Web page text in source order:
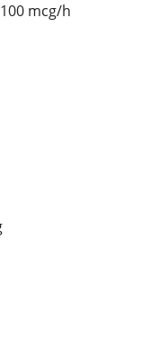
mcg/h